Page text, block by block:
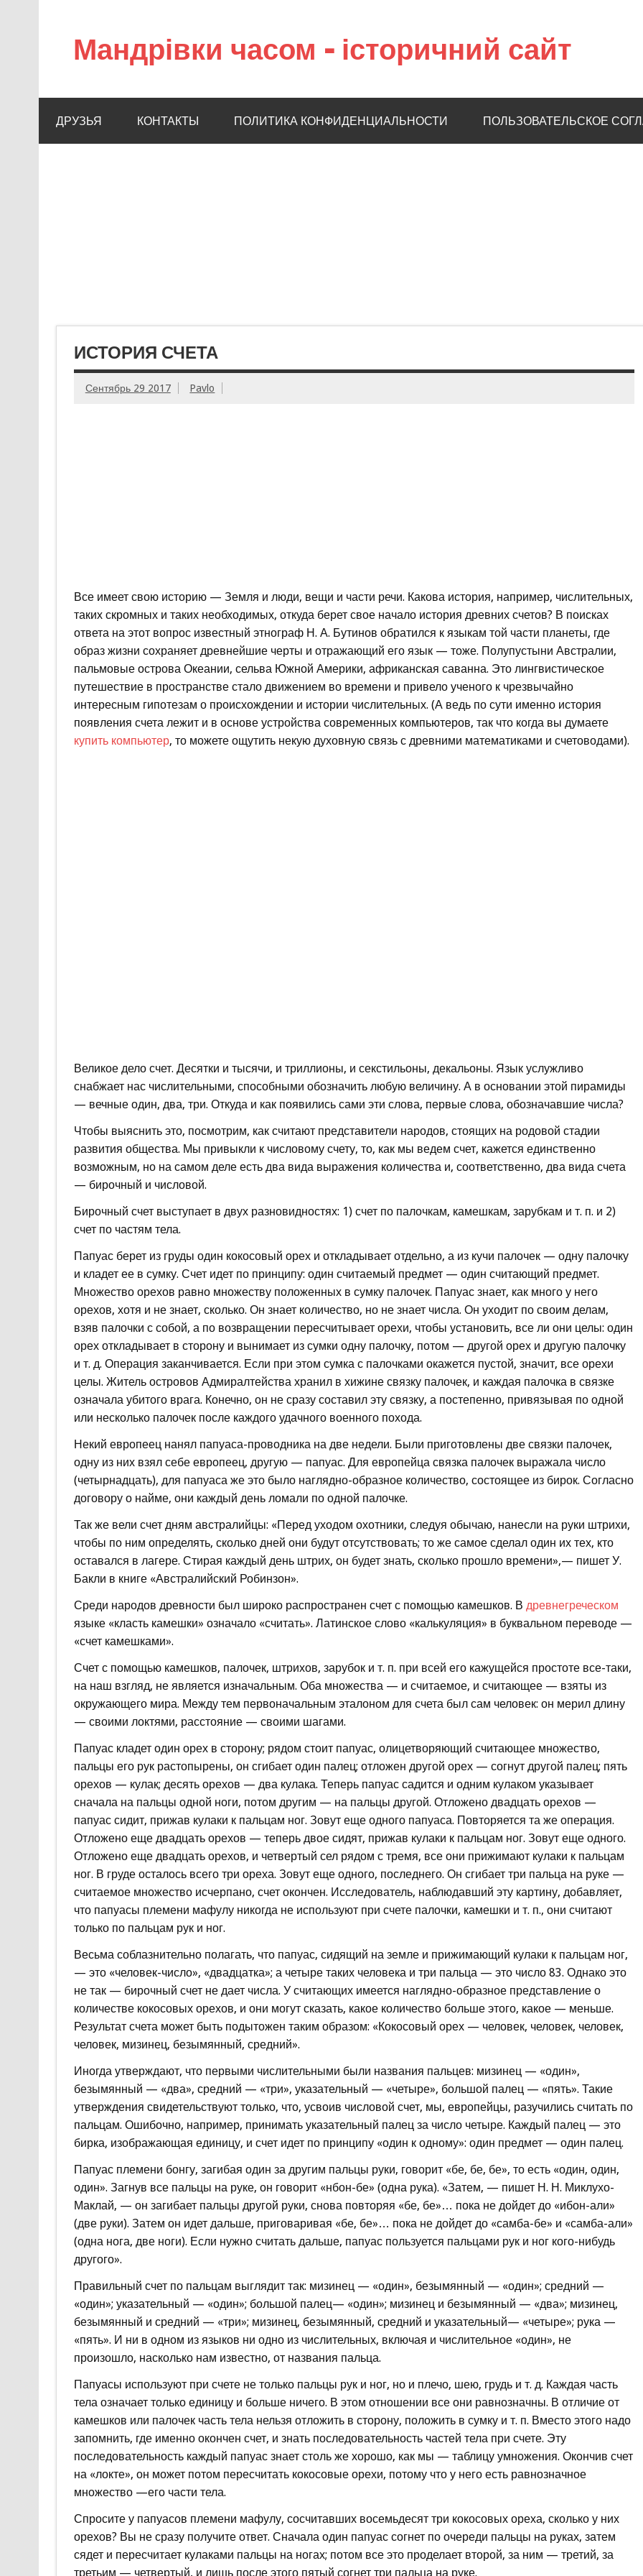
Мандрівки часом – історичний сайт
ДРУЗЬЯ КОНТАКТЫ ПОЛИТИКА КОНФИДЕНЦИАЛЬНОСТИ ПОЛЬЗОВАТЕЛЬСКОЕ
ИСТОРИЯ СЧЕТА
Сентябрь 29 2017 Pavlo
Все имеет свою историю — Земля и люди, вещи и части речи. Какова история, например, числительных,
таких скромных и таких необходимых, откуда берет свое начало история древних счетов? В поисках
ответа на этот вопрос известный этнограф Н. А. Бутинов обратился к языкам той части планеты, где
образ жизни сохраняет древнейшие черты и отражающий его язык — тоже. Полупустыни Австралии,
пальмовые острова Океании, сельва Южной Америки, африканская саванна. Это лингвистическое
путешествие в пространстве стало движением во времени и привело ученого к чрезвычайно
интересным гипотезам о происхождении и истории числительных. (А ведь по сути именно история
появления счета лежит и в основе устройства современных компьютеров, так что когда вы думаете
купить компьютер, то можете ощутить некую духовную связь с древними математиками и счетоводами).
Великое дело счет. Десятки и тысячи, и триллионы, и секстильоны, декальоны. Язык услужливо
снабжает нас числительными, способными обозначить любую величину. А в основании этой пирамиды
— вечные один, два, три. Откуда и как появились сами эти слова, первые слова, обозначавшие числа?
Чтобы выяснить это, посмотрим, как считают представители народов, стоящих на родовой стадии
развития общества. Мы привыкли к числовому счету, то, как мы ведем счет, кажется единственно
возможным, но на самом деле есть два вида выражения количества и, соответственно, два вида счета
— бирочный и числовой.
Бирочный счет выступает в двух разновидностях: 1) счет по палочкам, камешкам, зарубкам и т. п. и 2)
счет по частям тела.
Папуас берет из груды один кокосовый орех и откладывает отдельно, а из кучи палочек — одну палочку
и кладет ее в сумку. Счет идет по принципу: один считаемый предмет — один считающий предмет.
Множество орехов равно множеству положенных в сумку палочек. Папуас знает, как много у него
орехов, хотя и не знает, сколько. Он знает количество, но не знает числа. Он уходит по своим делам,
взяв палочки с собой, а по возвращении пересчитывает орехи, чтобы установить, все ли они целы: один
орех откладывает в сторону и вынимает из сумки одну палочку, потом — другой орех и другую палочку
и т. д. Операция заканчивается. Если при этом сумка с палочками окажется пустой, значит, все орехи
целы. Житель островов Адмиралтейства хранил в хижине связку палочек, и каждая палочка в связке
означала убитого врага. Конечно, он не сразу составил эту связку, а постепенно, привязывая по одной
или несколько палочек после каждого удачного военного похода.
Некий европеец нанял папуаса-проводника на две недели. Были приготовлены две связки палочек,
одну из них взял себе европеец, другую — папуас. Для европейца связка палочек выражала число
(четырнадцать), для папуаса же это было наглядно-образное количество, состоящее из бирок. Согласно
договору о найме, они каждый день ломали по одной палочке.
Так же вели счет дням австралийцы: «Перед уходом охотники, следуя обычаю, нанесли на руки штрихи,
чтобы по ним определять, сколько дней они будут отсутствовать; то же самое сделал один их тех, кто
оставался в лагере. Стирая каждый день штрих, он будет знать, сколько прошло времени»,— пишет У.
Бакли в книге «Австралийский Робинзон».
Среди народов древности был широко распространен счет с помощью камешков. В древнегреческом
языке «класть камешки» означало «считать». Латинское слово «калькуляция» в буквальном переводе —
«счет камешками».
Счет с помощью камешков, палочек, штрихов, зарубок и т. п. при всей его кажущейся простоте все-таки,
на наш взгляд, не является изначальным. Оба множества — и считаемое, и считающее — взяты из
окружающего мира. Между тем первоначальным эталоном для счета был сам человек: он мерил длину
— своими локтями, расстояние — своими шагами.
Папуас кладет один орех в сторону; рядом стоит папуас, олицетворяющий считающее множество,
пальцы его рук растопырены, он сгибает один палец; отложен другой орех — согнут другой палец; пять
орехов — кулак; десять орехов — два кулака. Теперь папуас садится и одним кулаком указывает
сначала на пальцы одной ноги, потом другим — на пальцы другой. Отложено двадцать орехов —
папуас сидит, прижав кулаки к пальцам ног. Зовут еще одного папуаса. Повторяется та же операция.
Отложено еще двадцать орехов — теперь двое сидят, прижав кулаки к пальцам ног. Зовут еще одного.
Отложено еще двадцать орехов, и четвертый сел рядом с тремя, все они прижимают кулаки к пальцам
ног. В груде осталось всего три ореха. Зовут еще одного, последнего. Он сгибает три пальца на руке —
считаемое множество исчерпано, счет окончен. Исследователь, наблюдавший эту картину, добавляет,
что папуасы племени мафулу никогда не используют при счете палочки, камешки и т. п., они считают
только по пальцам рук и ног.
Весьма соблазнительно полагать, что папуас, сидящий на земле и прижимающий кулаки к пальцам ног,
— это «человек-число», «двадцатка»; а четыре таких человека и три пальца — это число 83. Однако это
не так — бирочный счет не дает числа. У считающих имеется наглядно-образное представление о
количестве кокосовых орехов, и они могут сказать, какое количество больше этого, какое — меньше.
Результат счета может быть подытожен таким образом: «Кокосовый орех — человек, человек, человек,
человек, мизинец, безымянный, средний».
Иногда утверждают, что первыми числительными были названия пальцев: мизинец — «один»,
безымянный — «два», средний — «три», указательный — «четыре», большой палец — «пять». Такие
утверждения свидетельствуют только, что, усвоив числовой счет, мы, европейцы, разучились считать по
пальцам. Ошибочно, например, принимать указательный палец за число четыре. Каждый палец — это
бирка, изображающая единицу, и счет идет по принципу «один к одному»: один предмет — один палец.
Папуас племени бонгу, загибая один за другим пальцы руки, говорит «бе, бе, бе», то есть «один, один,
один». Загнув все пальцы на руке, он говорит «нбон-бе» (одна рука). «Затем, — пишет Н. Н. Миклухо-
Маклай, — он загибает пальцы другой руки, снова повторяя «бе, бе»… пока не дойдет до «ибон-али»
(две руки). Затем он идет дальше, приговаривая «бе, бе»… пока не дойдет до «самба-бе» и «самба-али»
(одна нога, две ноги). Если нужно считать дальше, папуас пользуется пальцами рук и ног кого-нибудь
другого».
Правильный счет по пальцам выглядит так: мизинец — «один», безымянный — «один»; средний —
«один»; указательный — «один»; большой палец— «один»; мизинец и безымянный — «два»; мизинец,
безымянный и средний — «три»; мизинец, безымянный, средний и указательный— «четыре»; рука —
«пять». И ни в одном из языков ни одно из числительных, включая и числительное «один», не
произошло, насколько нам известно, от названия пальца.
Папуасы используют при счете не только пальцы рук и ног, но и плечо, шею, грудь и т. д. Каждая часть
тела означает только единицу и больше ничего. В этом отношении все они равнозначны. В отличие от
камешков или палочек часть тела нельзя отложить в сторону, положить в сумку и т. п. Вместо этого надо
запомнить, где именно окончен счет, и знать последовательность частей тела при счете. Эту
последовательность каждый папуас знает столь же хорошо, как мы — таблицу умножения. Окончив счет
на «локте», он может потом пересчитать кокосовые орехи, потому что у него есть равнозначное
множество —его части тела.
Спросите у папуасов племени мафулу, сосчитавших восемьдесят три кокосовых ореха, сколько у них
орехов? Вы не сразу получите ответ. Сначала один папуас согнет по очереди пальцы на руках, затем
сядет и пересчитает кулаками пальцы на ногах; потом все это проделает второй, за ним — третий, за
третьим — четвертый, и лишь после этого пятый согнет три пальца на руке.